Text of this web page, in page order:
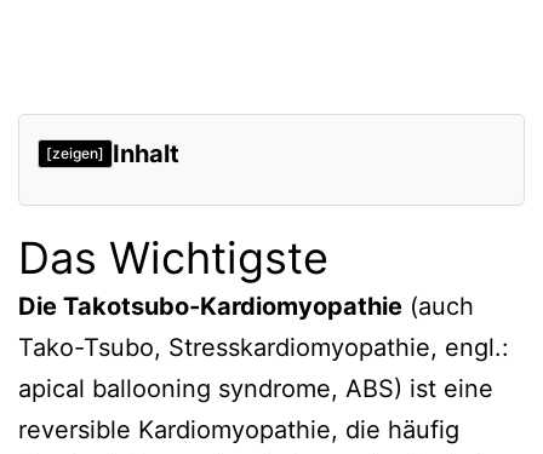
[zeigen] Inhalt
Das Wichtigste
Die Takotsubo-Kardiomyopathie (auch
Tako-Tsubo, Stresskardiomyopathie, engl.:
apical ballooning syndrome, ABS) ist eine
reversible Kardiomyopathie, die häufig